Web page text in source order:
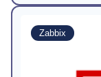
Zabbix